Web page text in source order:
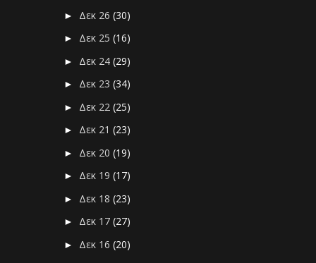
► Δεκ 26(30)
► Δεκ 25(16)
► Δεκ 24(29)
► Δεκ 23(34)
► Δεκ 22(25)
► Δεκ 21(23)
► Δεκ 20(19)
► Δεκ 19(17)
► Δεκ 18(23)
► Δεκ 17(27)
► Δεκ 16(20)